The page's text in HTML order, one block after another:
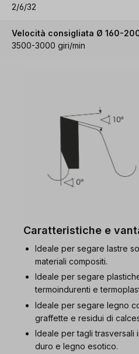
2/6/32
Velocità consigliata Ø 160-
3500-3000 giri/min
Caratteristiche e
Ideale per segare lastre
materiali compositi.
Ideale per segare
termoindurenti e
Ideale per segare legno
graffette e residui di
Ideale per tagli trasversali
duro e legno esotico.